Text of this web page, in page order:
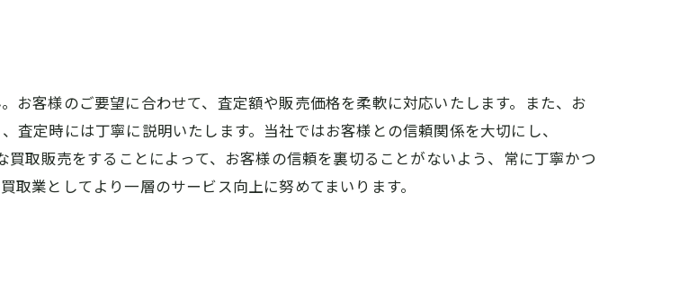
お客様のご要望に合わせて、査定額や販売価格を柔軟に対応いたします。また、お
定時には丁寧に説明いたします。当社ではお客様との信頼関係を大切にし、
取販売をすることによって、お客様の信頼を裏切ることがないよう、常に丁寧かつ
業としてより一層のサービス向上に努めてまいります。